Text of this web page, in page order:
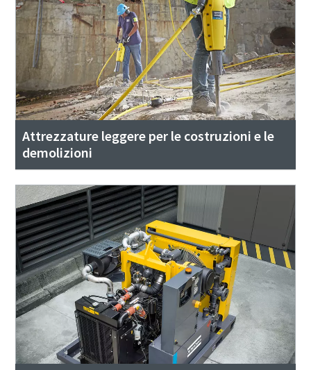
Attrezzature leggere per le costruzioni e le
demolizioni